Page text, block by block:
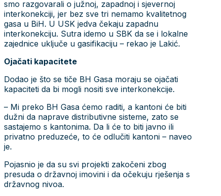
smo razgovarali o južnoj, zapadnoj i sjevernoj
interkonekciji, jer bez sve tri nemamo kvalitetnog
gasa u BiH. U USK jedva čekaju zapadnu
interkonekciju. Sutra idemo u SBK da se i lokalne
zajednice uključe u gasifikaciju – rekao je Lakić.
Ojačati kapacitete
Dodao je što se tiče BH Gasa moraju se ojačati
kapaciteti da bi mogli nositi sve interkonekcije.
– Mi preko BH Gasa ćemo raditi, a kantoni će biti
dužni da naprave distributivne sisteme, zato se
sastajemo s kantonima. Da li će to biti javno ili
privatno preduzeće, to će odlučiti kantoni – naveo
je.
Pojasnio je da su svi projekti zakočeni zbog
presuda o državnoj imovini i da očekuju rješenja s
državnog nivoa.